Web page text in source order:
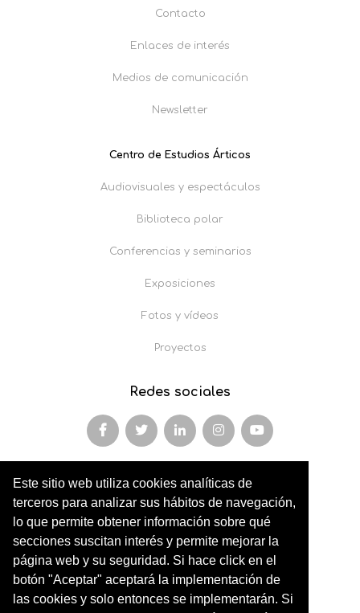
Este sitio web utiliza cookies analíticas de
terceros para analizar sus hábitos de navegación,
lo que permite obtener información sobre qué
secciones suscitan interés y permite mejorar la
página web y su seguridad. Si hace click en el
botón "Aceptar" aceptará la implementación de
las cookies y solo entonces se implementarán. Si
Contacto
Enlaces de interés
Medios de comunicación
Newsletter
Centro de Estudios Árticos
Audiovisuales y espectáculos
Biblioteca polar
Conferencias y seminarios
Exposiciones
Fotos y vídeos
Proyectos
Redes sociales
Miembro y colaborador de
AFOPA
Arqueonet
CER ARTIC